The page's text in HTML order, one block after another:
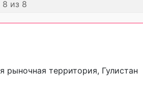
8 из 8
рыночная территория, Гулистан